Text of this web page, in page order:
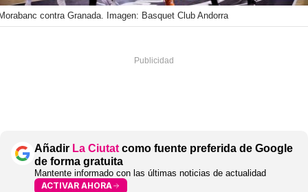
contra Granada. Imagen: Basquet Club Andorra
Añadir La Ciutat como fuente preferida de Google
de forma gratuita
Mantente informado con las últimas noticias de actualidad
ACTIVAR AHORA